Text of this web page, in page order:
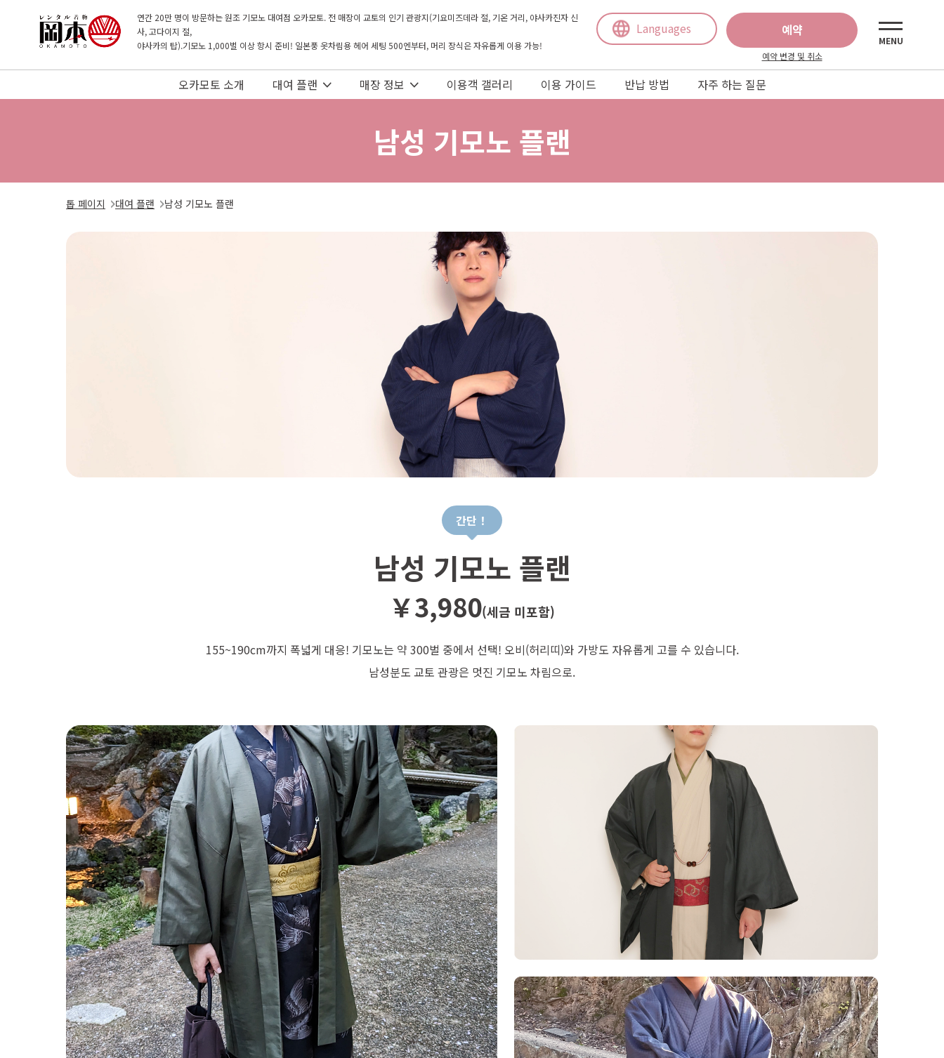
연간 20만 명이 방문하는 원조 기모노 대여점 오카모토. 전 매장이 교토의 인기 관광지(기요미즈데라 절, 기온 거리, 야사카진자 신
사, 고다이지 절,
야사카의 탑).기모노 1,000벌 이상 항시 준비! 일본풍 옷차림용 헤어 세팅 500엔부터, 머리 장식은 자유롭게 이용 가능!
Languages 예약
예약 변경 및 취소
MENU
오카모토 소개 대여 플랜 매장 정보 이용객 갤러리 이용 가이드 반납 방법 자주 하는 질문
남성 기모노 플랜
톱 페이지 대여 플랜 남성 기모노 플랜
간단！
남성 기모노 플랜
￥3,980(세금 미포함)
155~190cm까지 폭넓게 대응! 기모노는 약 300벌 중에서 선택! 오비(허리띠)와 가방도 자유롭게 고를 수 있습니다.
남성분도 교토 관광은 멋진 기모노 차림으로.